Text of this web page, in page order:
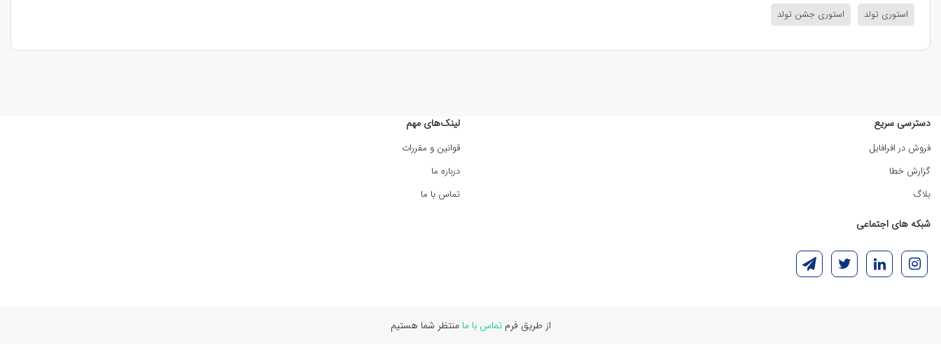
استوری تولد
استوری جشن تولد
دسترسی سریع
فروش در افرافایل
گزارش خطا
بلاگ
لینک‌های مهم
قوانین و مقررات
درباره ما
تماس با ما
شبکه های اجتماعی
از طریق فرمتماس با ما منتظر شما هستیم